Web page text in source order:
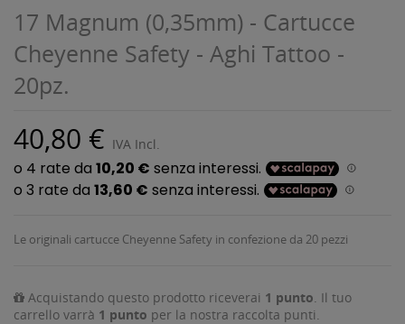
17 Magnum (0,35mm) - Cartucce
Cheyenne Safety - Aghi Tattoo -
20pz.
40,80 € IVA Incl.
Le originali cartucce Cheyenne Safety in confezione da 20 pezzi
Acquistando questo prodotto riceverai 1 punto . Il tuo
carrello varrà 1 punto per la nostra raccolta punti.